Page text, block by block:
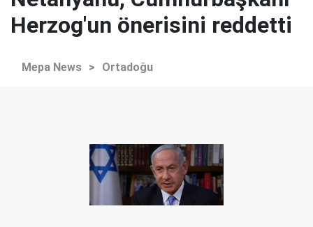
Herzog'un önerisini reddetti
Mepa News > Ortadoğu